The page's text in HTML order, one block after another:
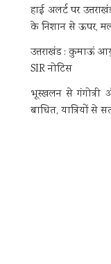
हाई अलर्ट पर
के निशान से ऊपर,
उत्तराखंड : कुमाऊं
SIR नोटिस
भूस्खलन से गंगोत्री
बाधित, यात्रियों से